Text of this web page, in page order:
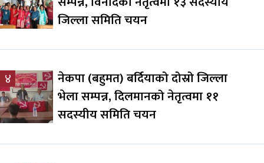
जिल्ला समिति चयन
४
नेकपा (बहुमत) बर्दियाको दोस्रो जिल्ला
भेला सम्पन्न, दिलमानको नेतृत्वमा ११
सदस्यीय समिति चयन